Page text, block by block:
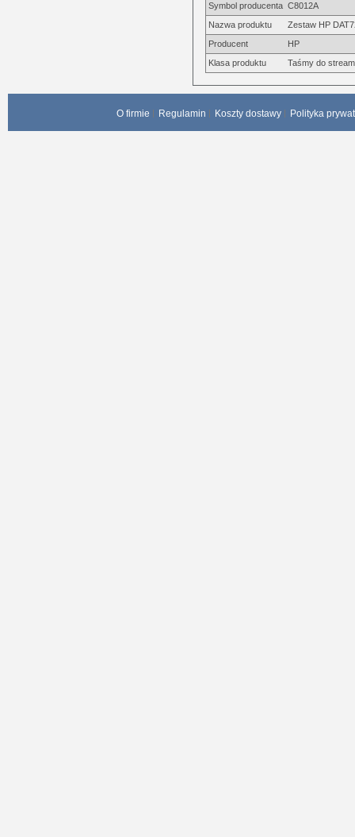
Symbol producenta C8012A
Nazwa produktu
Zestaw HP
Producent
HP
Klasa produktu
Taśmy do
O firmie Regulamin Koszty dostawy Polityka